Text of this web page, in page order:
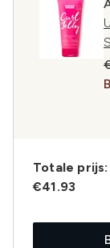
Totale prijs:
€41.93